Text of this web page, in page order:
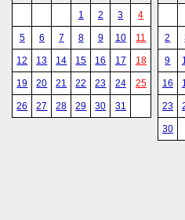
1
2 3 4
5 6 7 8 9 10 11
12 13 14 15 16 17 18
19 20 21 22 23 24 25
26 27 28 29 30 31
2
9
16
23
30